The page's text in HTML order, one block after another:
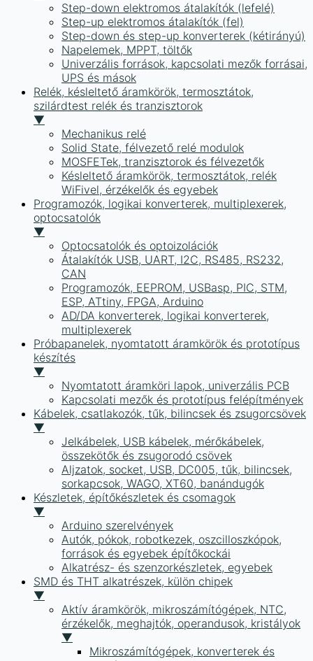
Step-down elektromos átalakítók (lefelé)
Step-up elektromos átalakítók (fel)
Step-down és step-up konverterek (kétirányú)
Napelemek, MPPT, töltők
Univerzális források, kapcsolati mezők forrásai,
UPS és mások
Relék, késleltető áramkörök, termosztátok,
szilárdtest relék és tranzisztorok
▼
Mechanikus relé
Solid State, félvezető relé modulok
MOSFETek, tranzisztorok és félvezetők
Késleltető áramkörök, termosztátok, relék
WiFivel, érzékelők és egyebek
Programozók, logikai konverterek, multiplexerek,
optocsatolók
▼
Optocsatolók és optoizolációk
Átalakítók USB, UART, I2C, RS485, RS232,
CAN
Programozók, EEPROM, USBasp, PIC, STM,
ESP, ATtiny, FPGA, Arduino
AD/DA konverterek, logikai konverterek,
multiplexerek
Próbapanelek, nyomtatott áramkörök és prototípus
készítés
▼
Nyomtatott áramköri lapok, univerzális PCB
Kapcsolati mezők és prototípus felépítmények
Kábelek, csatlakozók, tűk, bilincsek és zsugorcsövek
▼
Jelkábelek, USB kábelek, mérőkábelek,
összekötők és zsugorodó csövek
Aljzatok, socket, USB, DC005, tűk, bilincsek,
sorkapcsok, WAGO, XT60, banándugók
Készletek, építőkészletek és csomagok
▼
Arduino szerelvények
Autók, pókok, robotkezek, oszcilloszkópok,
források és egyebek építőkockái
Alkatrész- és szenzorkészletek, egyebek
SMD és THT alkatrészek, külön chipek
▼
Aktív áramkörök, mikroszámítógépek, NTC,
érzékelők, meghajtók, operandusok, kristályok
▼
Mikroszámítógépek, konverterek és